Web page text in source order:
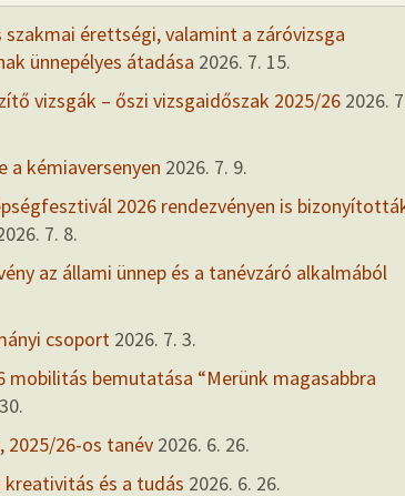
szakmai érettségi, valamint a záróvizsga
ünnepélyes átadása 2026. 7. 15.
vizsgák – őszi vizsgaidőszak 2025/26 2026.
a kémiaversenyen 2026. 7. 9.
2026 rendezvényen is
7. 8.
az állami ünnep és a tanévzáró alkalmából
csoport 2026. 7. 3.
mobilitás bemutatása “Merünk magasabbra
2025/26-os tanév 2026. 6. 26.
kreativitás és a tudás 2026. 6. 26.